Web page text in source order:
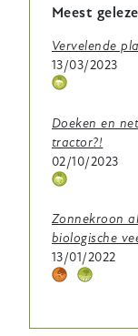
Meest
Vervelende
13/03/2023
Thema
Doeken en
tractor?!
02/10/2023
Thema
Zonnekroon
biologische
13/01/2022
ThemaThema